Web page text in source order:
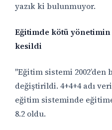
yazık ki bulunmuyor.
Eğitimde kötü
kesildi
"Eğitim sistemi 2002’den
değiştirildi. 4+4+4 adı
eğitim sisteminde
8.2 oldu.